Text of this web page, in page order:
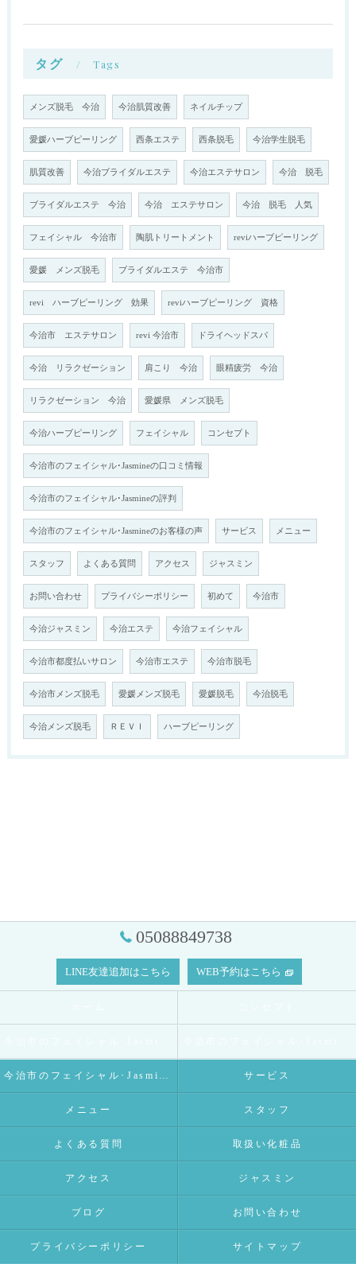
タグ Tags
メンズ脱毛 今治 今治肌質改善 ネイルチップ
愛媛ハーブピーリング 西条エステ 西条脱毛 今治学生脱毛
肌質改善 今治ブライダルエステ 今治エステサロン 今治 脱毛
ブライダルエステ 今治 今治 エステサロン 今治 脱毛 人気
フェイシャル 今治市 陶肌トリートメント reviハーブピーリング
愛媛 メンズ脱毛 ブライダルエステ 今治市
revi ハーブピーリング 効果 reviハーブピーリング 資格
今治市 エステサロン revi 今治市 ドライヘッドスパ
今治 リラクゼーション 肩こり 今治 眼精疲労 今治
リラクゼーション 今治 愛媛県 メンズ脱毛
今治ハーブピーリング フェイシャル コンセプト
今治市のフェイシャル･Jasmineの口コミ情報
今治市のフェイシャル･Jasmineの評判
今治市のフェイシャル･Jasmineのお客様の声 サービス メニュー
スタッフ よくある質問 アクセス ジャスミン
お問い合わせ プライバシーポリシー 初めて 今治市
今治ジャスミン 今治エステ 今治フェイシャル
今治市都度払いサロン 今治市エステ 今治市脱毛
今治市メンズ脱毛 愛媛メンズ脱毛 愛媛脱毛 今治脱毛
今治メンズ脱毛 ＲＥＶＩ ハーブピーリング
05088849738
LINE友達追加はこちら WEB予約はこちら
今治市のフェイシャル･Jasmineのお客様の声 サービス
メニュー スタッフ
よくある質問 取扱い化粧品
アクセス ジャスミン
ブログ お問い合わせ
プライバシーポリシー サイトマップ